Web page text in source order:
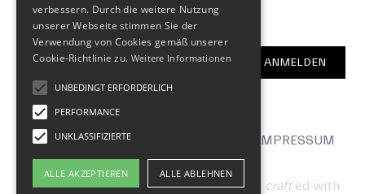
NEWSLETTER
E-Mail-Adresse ANMELDEN
KONTAKT B2B SPRACHE & REGION
IMPRESSUM
AGB
© 2026 by Hometown Bicycles AG hand craft ed with
verbessern. Durch die weitere Nutzung
unserer Webseite stimmen Sie der
Verwendung von Cookies gemäß unserer
Cookie-Richtlinie zu. Weitere Informationen
UNBEDINGT ERFORDERLICH
PERFORMANCE
UNKLASSIFIZIERTE
ALLE AKZEPTIEREN ALLE ABLEHNEN